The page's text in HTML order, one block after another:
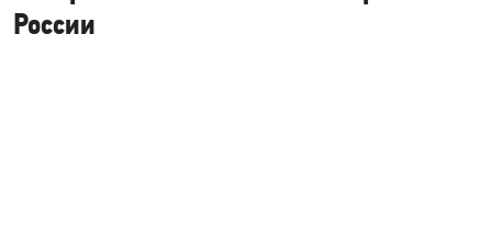
России